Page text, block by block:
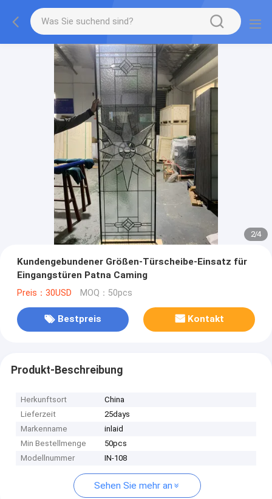
2/4
Kundengebundener Größen-Türscheibe-Einsatz für
Eingangstüren Patna Caming
Preis：30USD MOQ：50pcs
Bestpreis Kontakt
Produkt-Beschreibung
Herkunftsort
China
Lieferzeit
25days
Markenname
inlaid
Min Bestellmenge
50pcs
Modellnummer
IN-108
Sehen Sie mehr an